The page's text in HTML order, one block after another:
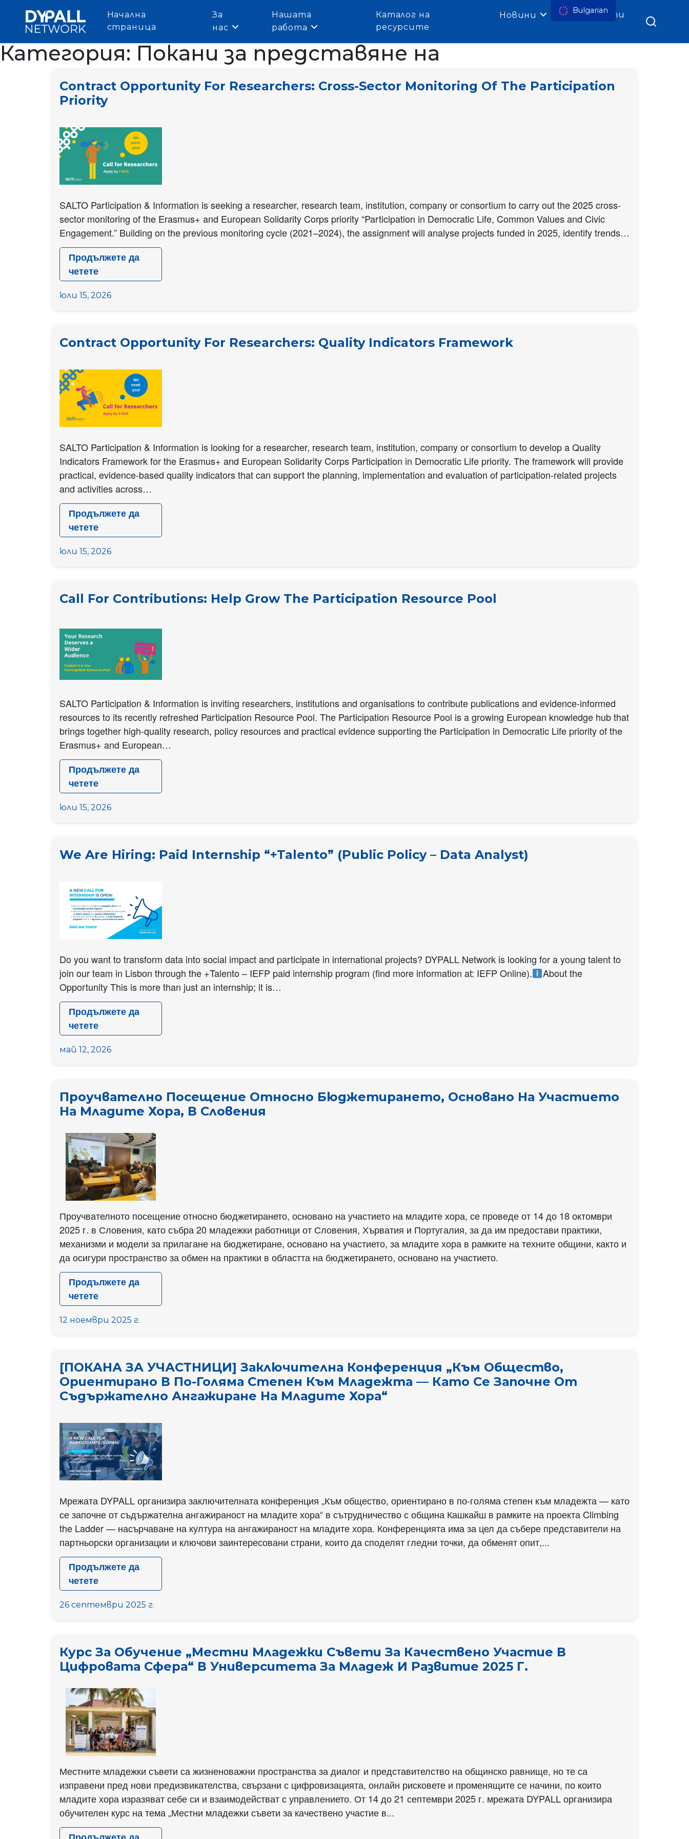
Начална
страница
За
нас
Нашата
работа
Каталог на
ресурсите
Новини Контакти
Категория: Покани за представяне на
Contract Opportunity For Researchers: Cross-Sector Monitoring Of The Participation
Priority
SALTO Participation & Information is seeking a researcher, research team, institution, company or consortium to carry out the 2025 cross-
sector monitoring of the Erasmus+ and European Solidarity Corps priority “Participation in Democratic Life, Common Values and Civic
Engagement.” Building on the previous monitoring cycle (2021–2024), the assignment will analyse projects funded in 2025, identify trends…
Продължете да
четете
Contract
Opportunity
Cross-
Sector
the
Participation
Priority
юли 15, 2026
Contract Opportunity For Researchers: Quality Indicators Framework
SALTO Participation & Information is looking for a researcher, research team, institution, company or consortium to develop a Quality
Indicators Framework for the Erasmus+ and European Solidarity Corps Participation in Democratic Life priority. The framework will provide
practical, evidence-based quality indicators that can support the planning, implementation and evaluation of participation-related projects
and activities across…
Продължете да
четете
Contract
Opportunity
Quality
Indicators
юли 15, 2026
Call For Contributions: Help Grow The Participation Resource Pool
SALTO Participation & Information is inviting researchers, institutions and organisations to contribute publications and evidence-informed
resources to its recently refreshed Participation Resource Pool. The Participation Resource Pool is a growing European knowledge hub that
brings together high-quality research, policy resources and practical evidence supporting the Participation in Democratic Life priority of the
Erasmus+ and European…
Продължете да
четете
Call
for
grow
the
Resource
Pool
юли 15, 2026
We Are Hiring: Paid Internship “+Talento” (Public Policy – Data Analyst)
Do you want to transform data into social impact and participate in international projects? DYPALL Network is looking for a young talent to
join our team in Lisbon through the +Talento – IEFP paid internship program (find more information at: IEFP Online).
About the
Opportunity This is more than just an internship; it is…
Продължете да
четете
We
Are
Internship
“+Talento”
(Public
Policy
–
Data
Analyst)
май 12, 2026
Проучвателно Посещение Относно Бюджетирането, Основано На Участието
На Младите Хора, В Словения
Проучвателното посещение относно бюджетирането, основано на участието на младите хора, се проведе от 14 до 18 октомври
2025 г. в Словения, като събра 20 младежки работници от Словения, Хърватия и Португалия, за да им предостави практики,
механизми и модели за прилагане на бюджетиране, основано на участието, за младите хора в рамките на техните общини, както и
да осигури пространство за обмен на практики в областта на бюджетирането, основано на участието.
Продължете да
четете
Проучвателно
посещение
основано
на
участието
на
хора,
в
Словения
12 ноември 2025 г.
[ПОКАНА ЗА УЧАСТНИЦИ] Заключителна Конференция „Към Общество,
Ориентирано В По-Голяма Степен Към Младежта — Като Се Започне От
Съдържателно Ангажиране На Младите Хора“
Мрежата DYPALL организира заключителната конференция „Към общество, ориентирано в по-голяма степен към младежта — като
се започне от съдържателна ангажираност на младите хора“ в сътрудничество с община Кашкайш в рамките на проекта Climbing
the Ladder — насърчаване на култура на ангажираност на младите хора. Конференцията има за цел да събере представители на
партньорски организации и ключови заинтересовани страни, които да споделят гледни точки, да обменят опит,...
Продължете да
четете
[ПОКАНА
ЗА
конференция
„Към
общество,
ориентирано
в
по-
голяма
степен
към
младежта
—
като
се
започне
26 септември 2025 г.
Курс За Обучение „Местни Младежки Съвети За Качествено Участие В
Цифровата Сфера“ В Университета За Младеж И Развитие 2025 Г.
Местните младежки съвети са жизненоважни пространства за диалог и представителство на общинско равнище, но те са
изправени пред нови предизвикателства, свързани с цифровизацията, онлайн рисковете и променящите се начини, по които
младите хора изразяват себе си и взаимодействат с управлението. От 14 до 21 септември 2025 г. мрежата DYPALL организира
обучителен курс на тема „Местни младежки съвети за качествено участие в...
Bulgarian